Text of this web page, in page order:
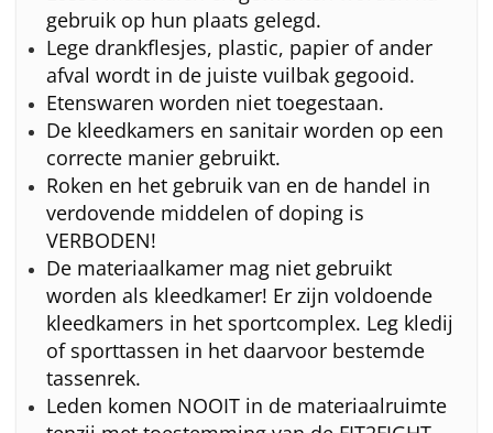
gebruik op hun plaats gelegd.
Lege drankflesjes, plastic, papier of ander
afval wordt in de juiste vuilbak gegooid.
Etenswaren worden niet toegestaan.
De kleedkamers en sanitair worden op een
correcte manier gebruikt.
Roken en het gebruik van en de handel in
verdovende middelen of doping is
VERBODEN!
De materiaalkamer mag niet gebruikt
worden als kleedkamer! Er zijn voldoende
kleedkamers in het sportcomplex. Leg kledij
of sporttassen in het daarvoor bestemde
tassenrek.
Leden komen NOOIT in de materiaalruimte